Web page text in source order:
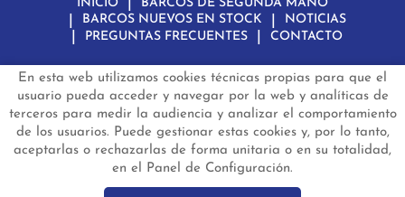
En esta web utilizamos cookies técnicas propias para que el
usuario pueda acceder y navegar por la web y analíticas de
terceros para medir la audiencia y analizar el comportamiento
de los usuarios. Puede gestionar estas cookies y, por lo tanto,
aceptarlas o rechazarlas de forma unitaria o en su totalidad,
en el Panel de Configuración.
INICIO
BARCOS DE SEGUNDA MANO
BARCOS NUEVOS EN STOCK
NOTICIAS
PREGUNTAS FRECUENTES
CONTACTO
Aviso Legal
Política de Privacidad de Datos
Política de Cookies
Configuración de Cookies
barconautas.com© 2024 - Diseño y programación por Edina.es